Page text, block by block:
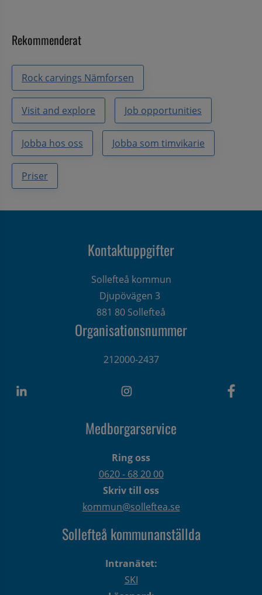
Rekommenderat
Rock carvings Nämforsen
Visit and explore Job opportunities
Jobba hos oss Jobba som timvikarie
Priser
Kontaktuppgifter
Sollefteå kommun
Djupövägen 3
881 80 Sollefteå
Organisationsnummer
212000-2437
Medborgarservice
Ring oss
0620 - 68 20 00
Skriv till oss
kommun@solleftea.se
Sollefteå kommunanställda
Intranätet:
SKI